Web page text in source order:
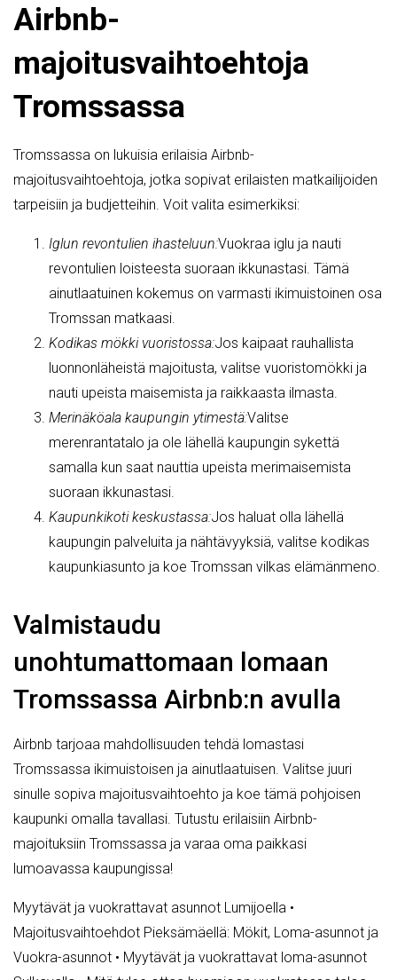
Airbnb-
majoitusvaihtoehtoja
Tromssassa
Tromssassa on lukuisia erilaisia Airbnb-
majoitusvaihtoehtoja, jotka sopivat erilaisten matkailijoiden
tarpeisiin ja budjetteihin. Voit valita esimerkiksi:
Iglun revontulien ihasteluun:Vuokraa iglu ja nauti
revontulien loisteesta suoraan ikkunastasi. Tämä
ainutlaatuinen kokemus on varmasti ikimuistoinen osa
Tromssan matkaasi.
Kodikas mökki vuoristossa:Jos kaipaat rauhallista
luonnonläheistä majoitusta, valitse vuoristomökki ja
nauti upeista maisemista ja raikkaasta ilmasta.
Merinäköala kaupungin ytimestä:Valitse
merenrantatalo ja ole lähellä kaupungin sykettä
samalla kun saat nauttia upeista merimaisemista
suoraan ikkunastasi.
Kaupunkikoti keskustassa:Jos haluat olla lähellä
kaupungin palveluita ja nähtävyyksiä, valitse kodikas
kaupunkiasunto ja koe Tromssan vilkas elämänmeno.
Valmistaudu
unohtumattomaan lomaan
Tromssassa Airbnb:n avulla
Airbnb tarjoaa mahdollisuuden tehdä lomastasi
Tromssassa ikimuistoisen ja ainutlaatuisen. Valitse juuri
sinulle sopiva majoitusvaihtoehto ja koe tämä pohjoisen
kaupunki omalla tavallasi. Tutustu erilaisiin Airbnb-
majoituksiin Tromssassa ja varaa oma paikkasi
lumoavassa kaupungissa!
Myytävät ja vuokrattavat asunnot Lumijoella •
Majoitusvaihtoehdot Pieksämäellä: Mökit, Loma-asunnot ja
Vuokra-asunnot • Myytävät ja vuokrattavat loma-asunnot